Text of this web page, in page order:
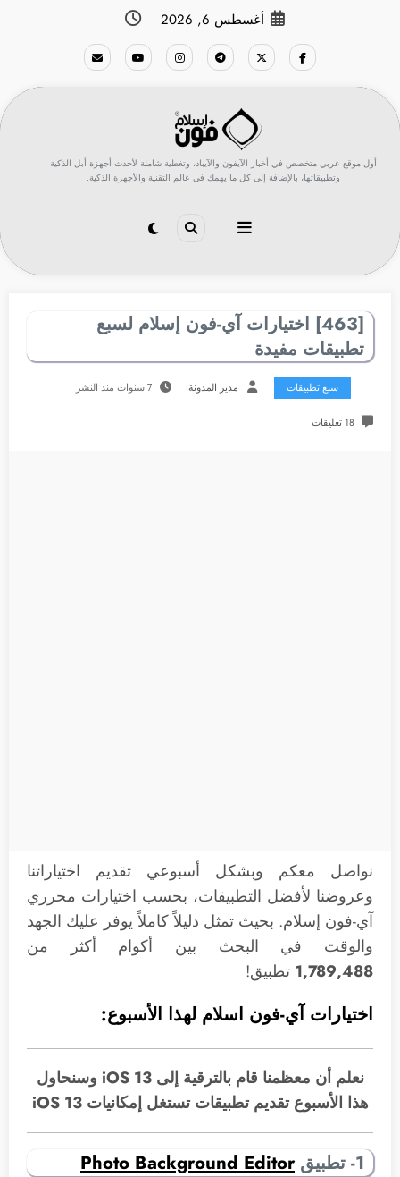
أغسطس 6, 2026
أول موقع عربي متخصص في أخبار الآيفون والآيباد، وتغطية شاملة لأحدث أجهزة أبل الذكية
وتطبيقاتها، بالإضافة إلى كل ما يهمك في عالم التقنية والأجهزة الذكية.
[463] اختيارات آي-فون إسلام لسبع
تطبيقات مفيدة
سبع تطبيقات مدير المدونة 7 سنوات منذ النشر
18 تعليقات
نواصل معكم وبشكل أسبوعي تقديم اختياراتنا
وعروضنا لأفضل التطبيقات، بحسب اختيارات محرري
آي-فون إسلام. بحيث تمثل دليلاً كاملاً يوفر عليك الجهد
والوقت في البحث بين أكوام أكثر من
1,789,488 تطبيق!
اختيارات آي-فون اسلام لهذا الأسبوع:
نعلم أن معظمنا قام بالترقية إلى iOS 13 وسنحاول
هذا الأسبوع تقديم تطبيقات تستغل إمكانيات iOS 13
1- تطبيق Photo Background Editor